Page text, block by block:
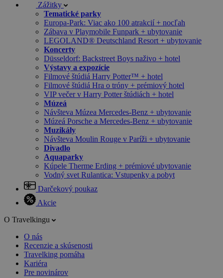
Zážitky
Tematické parky
Europa-Park: Viac ako 100 atrakcií + nocľah
Zábava v Playmobile Funpark + ubytovanie
LEGOLAND® Deutschland Resort + ubytovanie
Koncerty
Düsseldorf: Backstreet Boys naživo + hotel
Výstavy a expozície
Filmové štúdiá Harry Potter™ + hotel
Filmové štúdiá Hra o tróny + prémiový hotel
VIP večer v Harry Potter štúdiách + hotel
Múzeá
Návšteva Múzea Mercedes-Benz + ubytovanie
Múzeá Porsche a Mercedes-Benz + ubytovanie
Muzikály
Návšteva Moulin Rouge v Paríži + ubytovanie
Divadlo
Aquaparky
Kúpele Therme Erding + prémiové ubytovanie
Vodný svet Rulantica: Vstupenky a pobyt
Darčekový poukaz
Akcie
O Travelkingu
O nás
Recenzie a skúsenosti
Travelking pomáha
Kariéra
Pre novinárov